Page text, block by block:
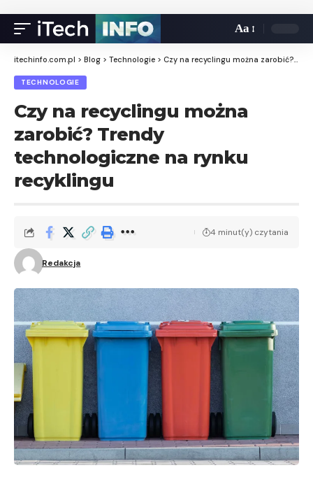
Aa
itechinfo.com.pl > Blog > Technologie > Czy na recyclingu można zarobić? Trendy technologiczne na rynku recyklingu
TECHNOLOGIE
Czy na recyclingu można
zarobić? Trendy
technologiczne na rynku
recyklingu
Redakcja
4 minut(y) czytania